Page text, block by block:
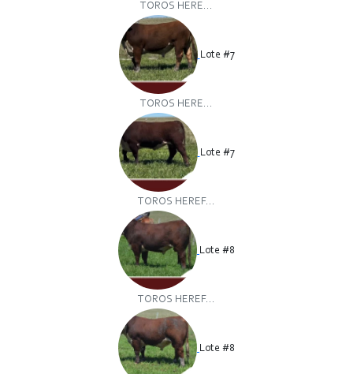
TOROS HERE...
Lote #7
TOROS HERE...
Lote #7
TOROS HEREF...
Lote #8
TOROS HEREF...
Lote #8